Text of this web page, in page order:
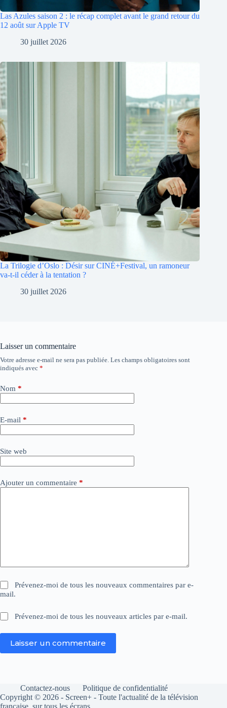
Las Azules saison 2 : le récap complet avant le grand retour du
12 août sur Apple TV
30 juillet 2026
La Trilogie d’Oslo : Désir sur CINÉ+Festival, un ramoneur
va-t-il céder à la tentation ?
30 juillet 2026
Laisser un commentaire
Votre adresse e-mail ne sera pas publiée. Les champs obligatoires sont
indiqués avec *
Nom *
E-mail *
Site web
Ajouter un commentaire *
Prévenez-moi de tous les nouveaux commentaires par e-
mail.
Prévenez-moi de tous les nouveaux articles par e-mail.
Laisser un commentaire
A
l
e
n
t
i
e
Contactez-nous
Politique de confidentialité
Copyright © 2026 - Screen+ - Toute l'actualité de la télévision
française, sur tous les écrans